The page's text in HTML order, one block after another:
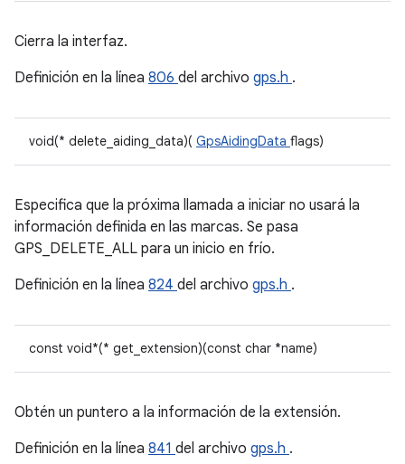
Cierra la interfaz.
Definición en la línea 806 del archivo gps.h .
void(* delete_aiding_data)( GpsAidingData flags)
Especifica que la próxima llamada a iniciar no usará la
información definida en las marcas. Se pasa
GPS_DELETE_ALL para un inicio en frío.
Definición en la línea 824 del archivo gps.h .
const void*(* get_extension)(const char *name)
Obtén un puntero a la información de la extensión.
Definición en la línea 841 del archivo gps.h .